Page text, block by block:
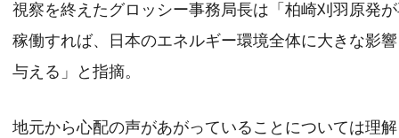
視察を終えたグロッシー事務局長は「柏崎刈羽原発
稼働すれば、日本のエネルギー環境全体に大きな影
与える」と指摘。
地元から心配の声があがっていることについては理